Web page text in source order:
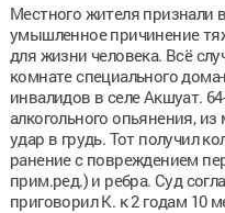
Местного жителя
умышленное причинение
для жизни человека. Всё
комнате специального
инвалидов в селе Акшуат.
алкогольного опьянения,
удар в грудь. Тот получил
ранение с повреждением
прим.ред.) и ребра. Суд
приговорил К. к 2 годам 10